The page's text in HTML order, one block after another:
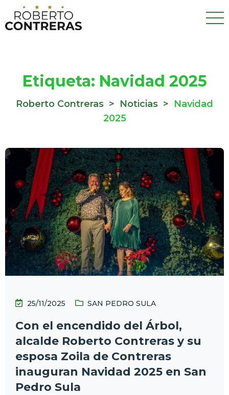
Etiqueta: Navidad 2025
Roberto Contreras > Noticias > Navidad
2025
25/11/2025 SAN PEDRO SULA
Con el encendido del Árbol,
alcalde Roberto Contreras y su
esposa Zoila de Contreras
inauguran Navidad 2025 en San
Pedro Sula